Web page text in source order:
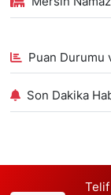
Puan Durumu
Son Dakika